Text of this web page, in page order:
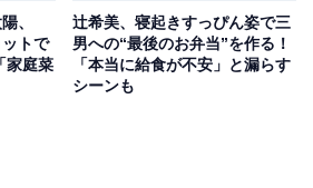
、
トで
家庭菜
辻希美、寝起きすっぴん姿で三
男への“最後のお弁当”を作る！
「本当に給食が不安」と漏らす
シーンも